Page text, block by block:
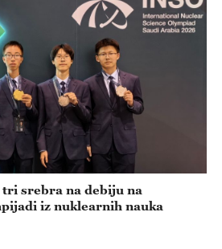
srebra na debiju na
iz nuklearnih nauka